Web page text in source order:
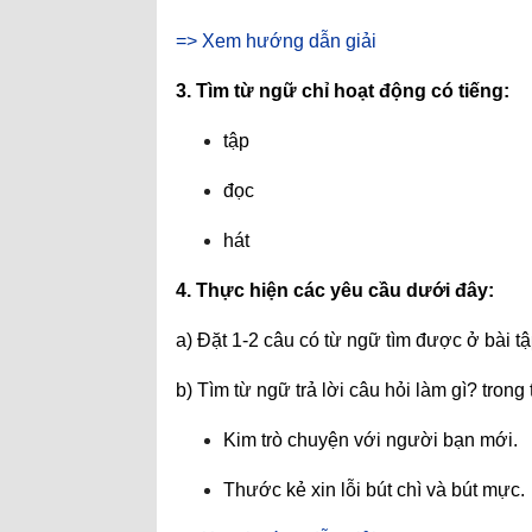
=> Xem hướng dẫn giải
3. Tìm từ ngữ chỉ hoạt động có tiếng:
tập
đọc
hát
4. Thực hiện các yêu cầu dưới đây:
a) Đặt 1-2 câu có từ ngữ tìm được ở bài
b) Tìm từ ngữ trả lời câu hỏi làm gì?
Kim trò chuyện với người bạn mới.
Thước kẻ xin lỗi bút chì và bút mực.